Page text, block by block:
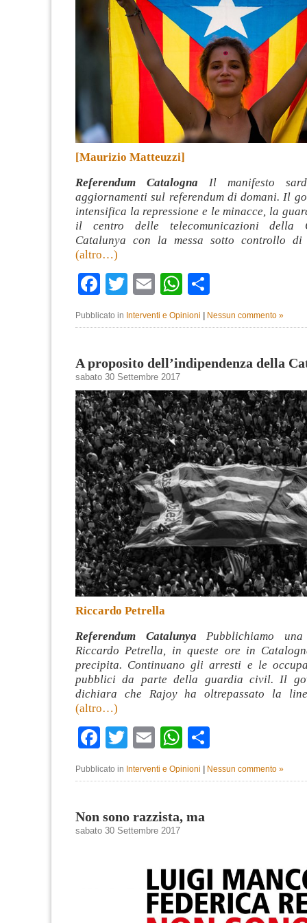
[Maurizio Matteuzzi]
Referendum Catalogna Il manifesto
aggiornamenti sul referendum di domani. Il
intensifica la repressione e le minacce, la
il centro delle telecomunicazioni della
Catalunya con la messa sotto controllo di
(altro…)
Facebook
TwitterEmailWhatsApp
Pubblicato in Interventi e Opinioni Nessun commento »
A proposito dell’indipendenza della
sabato 30 Settembre 2017
Riccardo Petrella
Referendum Catalunya Pubblichiamo
Riccardo Petrella, in queste ore in
precipita. Continuano gli arresti e le
pubblici da parte della guardia civil. Il
dichiara che Rajoy ha oltrepassato la
(altro…)
Facebook
TwitterEmailWhatsApp
Pubblicato in Interventi e Opinioni | Nessun commento »
Non sono razzista, ma
sabato 30 Settembre 2017